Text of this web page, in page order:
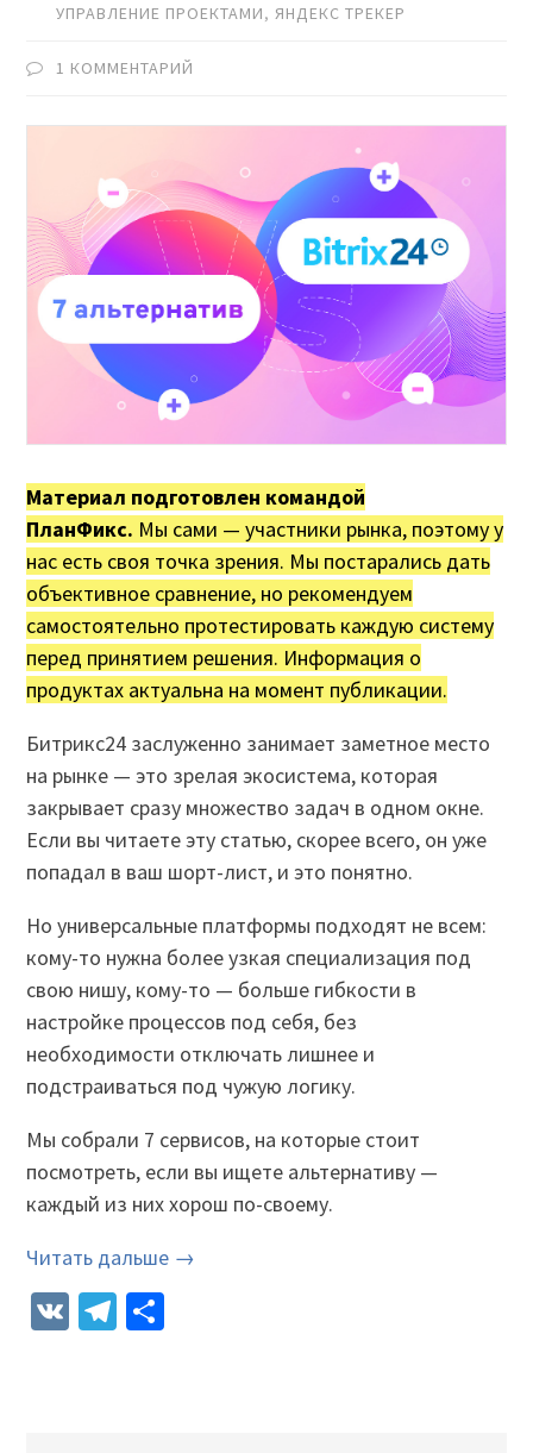
УПРАВЛЕНИЕ ПРОЕКТАМИ, ЯНДЕКС ТРЕКЕР
1 КОММЕНТАРИЙ
Материал подготовлен командой
ПланФикс. Мы сами — участники рынка, поэтому у
нас есть своя точка зрения. Мы постарались дать
объективное сравнение, но рекомендуем
самостоятельно протестировать каждую систему
перед принятием решения. Информация о
продуктах актуальна на момент публикации.
Битрикс24 заслуженно занимает заметное место
на рынке — это зрелая экосистема, которая
закрывает сразу множество задач в одном окне.
Если вы читаете эту статью, скорее всего, он уже
попадал в ваш шорт-лист, и это понятно.
Но универсальные платформы подходят не всем:
кому-то нужна более узкая специализация под
свою нишу, кому-то — больше гибкости в
настройке процессов под себя, без
необходимости отключать лишнее и
подстраиваться под чужую логику.
Мы собрали 7 сервисов, на которые стоит
посмотреть, если вы ищете альтернативу —
каждый из них хорош по-своему.
Читать дальше →
VK Telegram